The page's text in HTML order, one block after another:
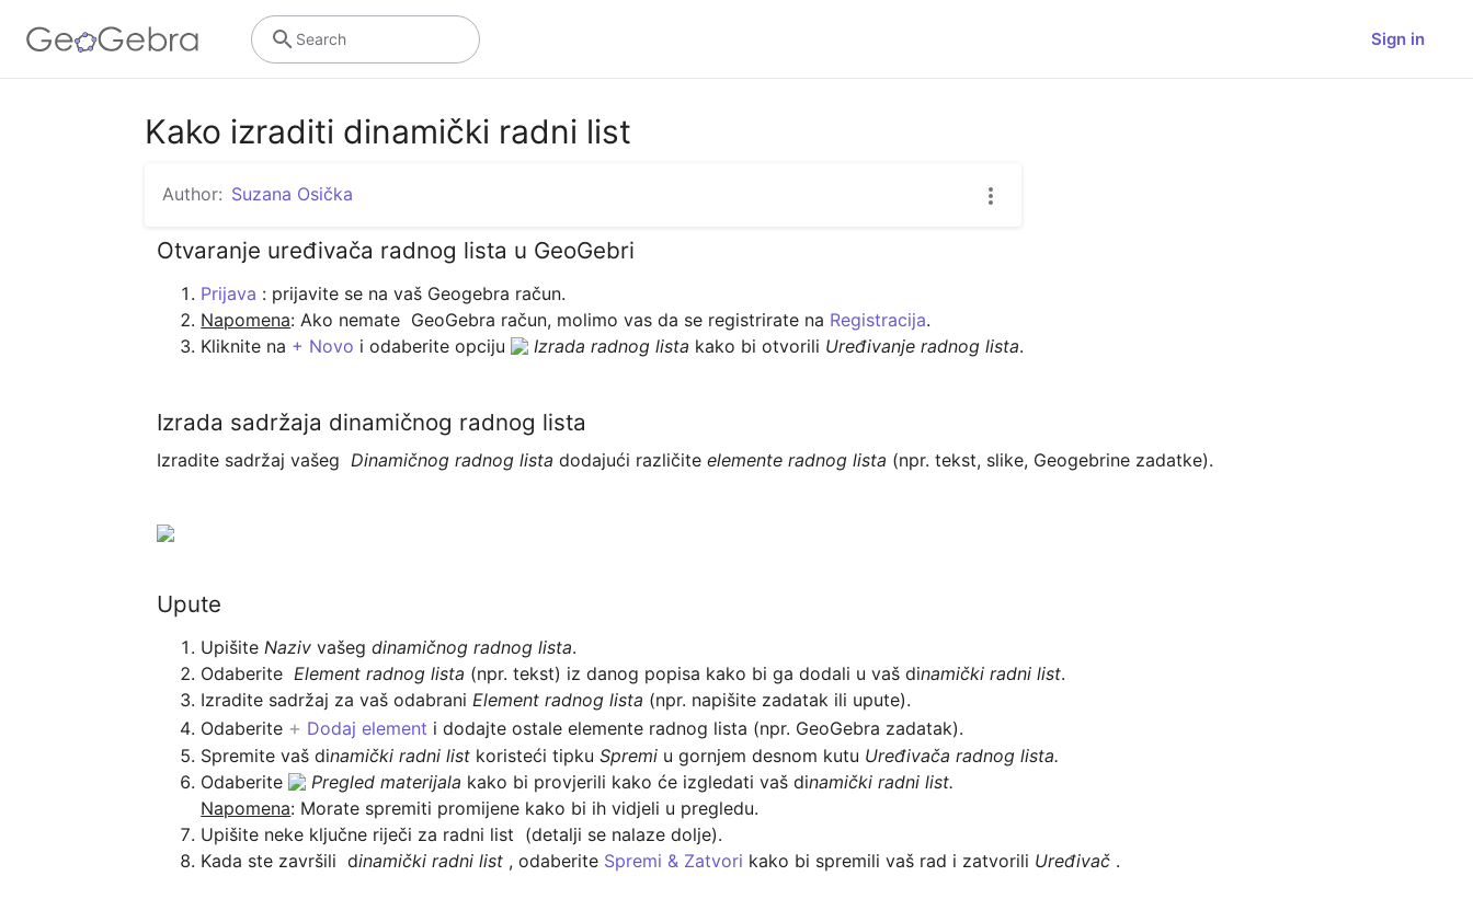
Sign in
Search
Kako izraditi dinamički radni list
Author: Suzana Osička
Otvaranje uređivača radnog lista u GeoGebri
Prijava
Napomena: Ako nemate  GeoGebra račun, molimo vas da se registrirate na Registracija﻿﻿.
Kliknite na + Novo i odaberite opciju Izrada radnog lista kako bi otvorili Uređivanje radnog lista.
Izrada sadržaja dinamičnog radnog lista
Izradite sadržaj vašeg Dinamičnog radnog lista dodajući različite elemente radnog lista (npr. tekst, slike, Geogebrine zadatke).
Upute
﻿Upišite Naziv vašeg dinamičnog radnog lista.
Odaberite Element radnog lista (npr. tekst) iz danog popisa kako bi ga dodali u vaš dinamički radni list.
Izradite sadržaj za vaš odabrani Element radnog lista (npr. napišite zadatak ili upute).
Odaberite + Dodaj element i dodajte ostale elemente radnog lista (npr. GeoGebra zadatak).
Spremite vaš dinamički radni list koristeći tipku Spremi u gornjem desnom kutu Uređivača radnog lista.
Odaberite
Pregled materijala kako bi provjerili kako će izgledati vaš dinamički radni list.
Napomena
Upišite neke ključne riječi za radni list  (detalji se nalaze dolje).
Kada ste završili  dinamički radni list , odaberite Spremi & Zatvori kako bi spremili vaš rad i zatvorili Uređivač .